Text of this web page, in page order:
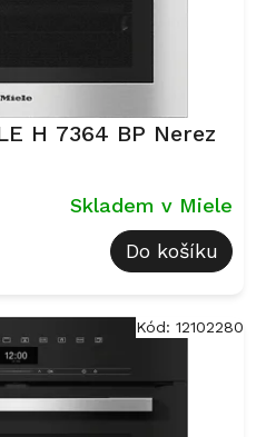
H 7364 BP Nerez
Skladem v Miele
Do košíku
Kód: 12102280